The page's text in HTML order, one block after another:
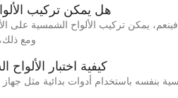
هل يمكن تركيب
ومع
كيفية اختبار